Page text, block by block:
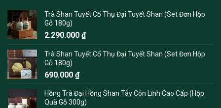
Trà Shan Tuyết Cổ Thụ Đại Tuyết Shan (Set Đơn Hộp
Gỗ 180g)
2.290.000 ₫
Trà Shan Tuyết Cổ Thụ Đại Tuyết Shan (Set Đơn Hộp
Gỗ 180g)
690.000 ₫
Hồng Trà Đại Hồng Shan Tây Côn Lĩnh Cao Cấp (Hộp
Quà Gỗ 300g)